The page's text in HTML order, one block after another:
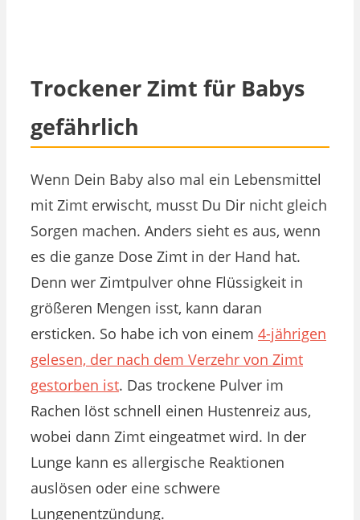
Trockener Zimt für Babys
gefährlich
Wenn Dein Baby also mal ein Lebensmittel
mit Zimt erwischt, musst Du Dir nicht gleich
Sorgen machen. Anders sieht es aus, wenn
es die ganze Dose Zimt in der Hand hat.
Denn wer Zimtpulver ohne Flüssigkeit in
größeren Mengen isst, kann daran
ersticken. So habe ich von einem 4-jährigen
gelesen, der nach dem Verzehr von Zimt
gestorben ist. Das trockene Pulver im
Rachen löst schnell einen Hustenreiz aus,
wobei dann Zimt eingeatmet wird. In der
Lunge kann es allergische Reaktionen
auslösen oder eine schwere
Lungenentzündung.